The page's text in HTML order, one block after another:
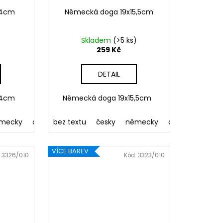
041 Růžová 086 Modrá 062 Zelená 022 Žlutá
anglicky francouzsky slovensky polsky
Německá doga 19x15,5cm
Skladem (>5 ks)
259 Kč
DETAIL
Německá doga 19x15,5cm
bez textu česky německy anglicky
3326/010 VÍCE BAREV Kód: 3323/010